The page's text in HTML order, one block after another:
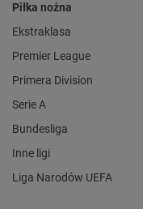
Piłka nożna
Ekstraklasa
Premier League
Primera Division
Serie A
Bundesliga
Inne ligi
Liga Narodów UEFA